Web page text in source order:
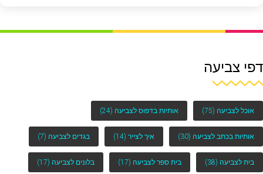
דפי צביעה
אוכל לצביעה (75) אותיות בדפוס לצביעה (24)
אותיות בכתב לצביעה (30) איך לצייר (14) בגדים לצביעה (7)
בית לצביעה (38) בית ספר לצביעה (17) בלונים לצביעה (17)